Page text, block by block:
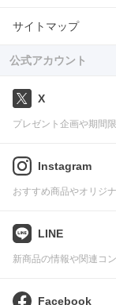
サイトマップ
公式アカウント
X
プレゼント企画や期間
Instagram
おすすめ商品やオリジ
LINE
新商品の情報や関連コ
Facebook